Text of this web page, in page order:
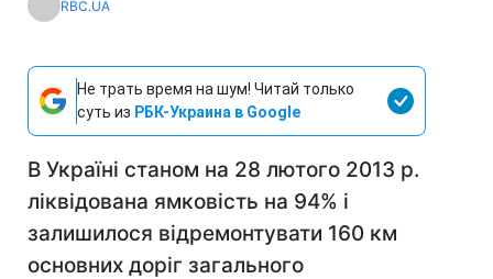
RBC.UA
Не трать время на шум! Читай только
суть из РБК-Украина в Google
В Україні станом на 28 лютого 2013 р.
ліквідована ямковість на 94% і
залишилося відремонтувати 160 км
основних доріг загального